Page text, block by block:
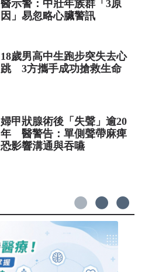
醫示警：中壯年族群「3原
因」易忽略心臟警訊
18歲男高中生跑步突失去心
跳 3方攜手成功搶救生命
婦甲狀腺術後「失聲」逾20
年 醫警告：單側聲帶麻痺
恐影響溝通與吞嚥